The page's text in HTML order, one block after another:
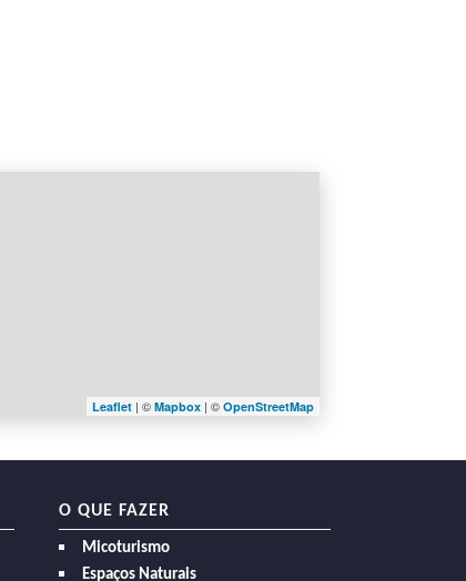
Leaflet | © Mapbox | © OpenStreetMap
O QUE FAZER
Micoturismo
Espaços Naturais